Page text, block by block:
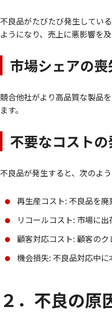
不良品がたびたび発生してい
ようになり、売上に悪影響を及
市場シェアの喪
競合他社がより高品質な製品
ます。
不要なコストの
不良品が発生すると、次のよ
再生産コスト: 不良品を
リコールコスト: 市場に
顧客対応コスト: 顧客の
機会損失: 不良品対応中
２．不良の原